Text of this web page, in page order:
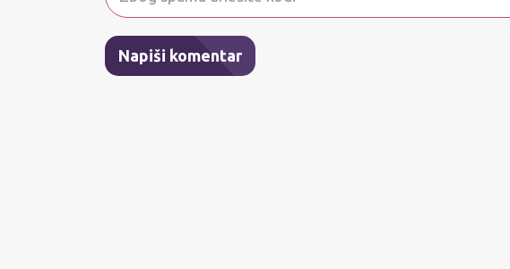
Napiši komentar